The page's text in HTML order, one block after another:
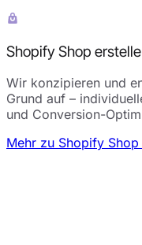
Shopify Shop
Wir konzipieren und
Grund auf –
und Conversion-
Mehr zu Shopify